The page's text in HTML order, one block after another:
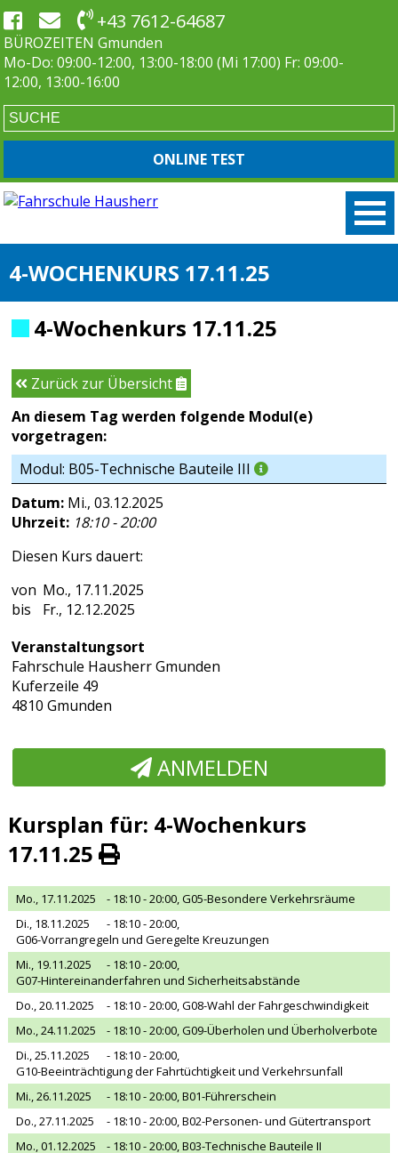
+43 7612-64687
BÜROZEITEN Gmunden
Mo-Do: 09:00-12:00, 13:00-18:00 (Mi 17:00) Fr: 09:00-
12:00, 13:00-16:00
ONLINE TEST
4-WOCHENKURS 17.11.25
4-Wochenkurs 17.11.25
Zurück zur Übersicht
An diesem Tag werden folgende Modul(e)
vorgetragen:
Modul: B05-Technische Bauteile III
Datum: Mi., 03.12.2025
Uhrzeit: 18:10 - 20:00
Diesen Kurs dauert:
Mo., 17.11.2025
Fr., 12.12.2025
Veranstaltungsort
Fahrschule Hausherr Gmunden
Kuferzeile 49
4810 Gmunden
ANMELDEN
Kursplan für: 4-Wochenkurs
17.11.25
Mo., 17.11.2025 - 18:10 - 20:00,G05-Besondere Verkehrsräume
Di., 18.11.2025
- 18:10 - 20:00,
G06-Vorrangregeln und Geregelte Kreuzungen
Mi., 19.11.2025
- 18:10 - 20:00,
G07-Hintereinanderfahren und Sicherheitsabstände
Do., 20.11.2025
- 18:10 - 20:00,G08-Wahl der Fahrgeschwindigkeit
Mo., 24.11.2025
- 18:10 - 20:00,G09-Überholen und Überholverbote
Di., 25.11.2025
- 18:10 - 20:00,
G10-Beeinträchtigung der Fahrtüchtigkeit und Verkehrsunfall
Mi., 26.11.2025
- 18:10 - 20:00,B01-Führerschein
Do., 27.11.2025
- 18:10 - 20:00,B02-Personen- und Gütertransport
Mo., 01.12.2025
- 18:10 - 20:00,B03-Technische Bauteile II